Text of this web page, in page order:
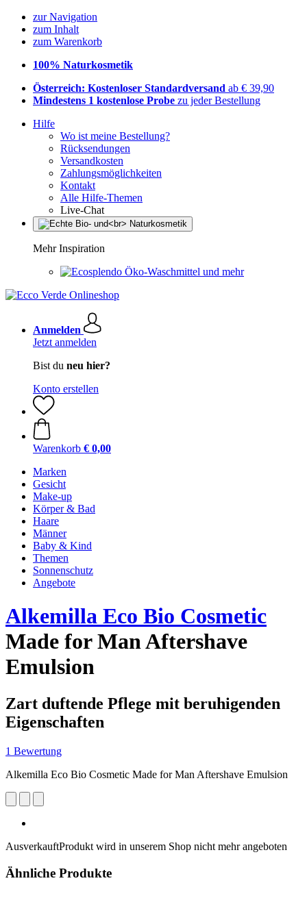
zur Navigation
zum Inhalt
zum Warenkorb
100% Naturkosmetik
Österreich: Kostenloser Standardversand ab € 39,90
Mindestens 1 kostenlose Probe zu jeder Bestellung
Hilfe
Wo ist meine Bestellung?
Rücksendungen
Versandkosten
Zahlungsmöglichkeiten
Kontakt
Alle Hilfe-Themen
Live-Chat
Mehr Inspiration
Öko-Waschmittel und mehr
Anmelden
Jetzt anmelden
Bist du neu hier?
Konto erstellen
Warenkorb € 0,00
Marken
Gesicht
Make-up
Körper & Bad
Haare
Männer
Baby & Kind
Themen
Sonnenschutz
Angebote
Alkemilla Eco Bio Cosmetic
Made for Man Aftershave
Emulsion
Zart duftende Pflege mit beruhigenden
Eigenschaften
1 Bewertung
Alkemilla Eco Bio Cosmetic Made for Man Aftershave Emulsion
AusverkauftProdukt wird in unserem Shop nicht mehr angeboten
Ähnliche Produkte